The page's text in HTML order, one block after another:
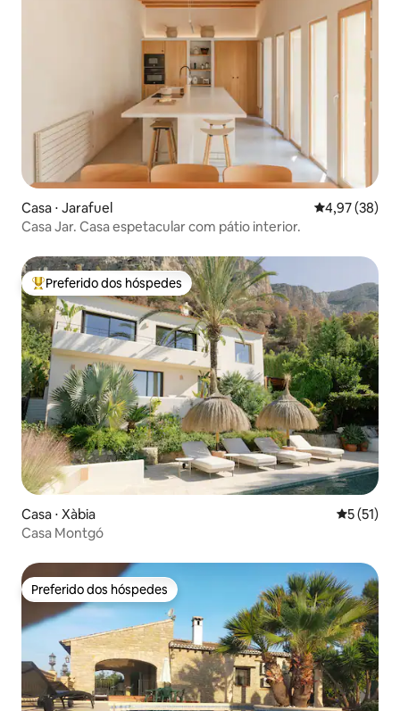
Casa ⋅ Jarafuel 4,97 de uma
4,97 (38)
Casa Jar. Casa espetacular com pátio interior.
Entre os melhores preferidos dos hóspedes
Preferido dos hóspedes
Casa ⋅ Xàbia 5 de uma
5 (51)
Casa Montgó
Preferido dos hóspedes
Preferido dos hóspedes